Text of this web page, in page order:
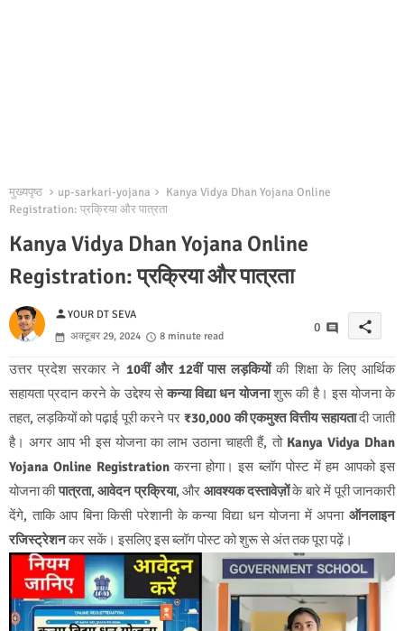
मुख्यपृष्ठ up-sarkari-yojana
Kanya Vidya Dhan Yojana Online
Registration: प्रक्रिया और पात्रता
Kanya Vidya Dhan Yojana Online
Registration: प्रक्रिया और पात्रता
personYOUR DT SEVA
अक्टूबर 29, 2024
8 minute read
0 share
उत्तर प्रदेश सरकार ने 10वीं और 12वीं पास लड़कियोंकी शिक्षा के लिए आर्थिक
सहायता प्रदान करने के उद्देश्य सेकन्या विद्या धन योजनाशुरू की है। इस योजना के
तहत, लड़कियों को पढ़ाई पूरी करने पर ₹30,000 की एकमुश्त वित्तीय सहायतादी जाती
है। अगर आप भी इस योजना का लाभ उठाना चाहती हैं, तो Kanya Vidya Dhan
Yojana Online Registrationकरना होगा। इस ब्लॉग पोस्ट में हम आपको इस
योजना कीपात्रता,आवेदन प्रक्रिया, और आवश्यक दस्तावेज़ोंके बारे में पूरी जानकारी
देंगे, ताकि आप बिना किसी परेशानी के कन्या विद्या धन योजना में अपना ऑनलाइन
रजिस्ट्रेशनकर सकें। इसलिए इस ब्लॉग पोस्ट को शुरू से अंत तक पूरा पढ़ें।